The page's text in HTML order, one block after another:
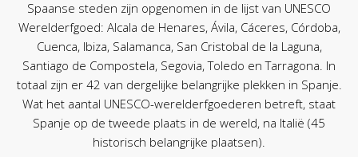
Spaanse steden zijn opgenomen in de lijst van UNESCO
Werelderfgoed: Alcala de Henares, Ávila, Cáceres, Córdoba,
Cuenca, Ibiza, Salamanca, San Cristobal de la Laguna,
Santiago de Compostela, Segovia, Toledo en Tarragona. In
totaal zijn er 42 van dergelijke belangrijke plekken in Spanje.
Wat het aantal UNESCO-werelderfgoederen betreft, staat
Spanje op de tweede plaats in de wereld, na Italië (45
historisch belangrijke plaatsen).